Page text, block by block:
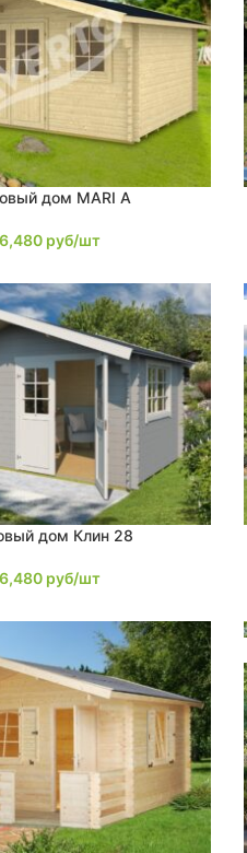
дом MARI A
6,480 руб/шт
дом Клин 28
6,480 руб/шт